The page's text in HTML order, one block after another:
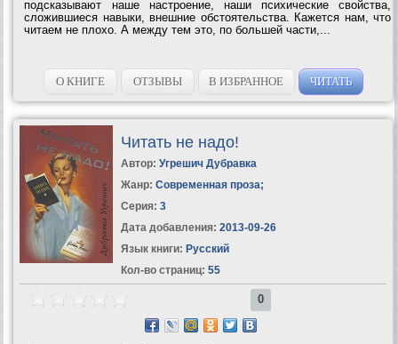
подсказывают наше настроение, наши психические свойства,
сложившиеся навыки, внешние обстоятельства. Кажется нам, что
читаем не плохо. А между тем это, по большей части,...
О КНИГЕ ОТЗЫВЫ В ИЗБРАННОЕ ЧИТАТЬ
Читать не надо!
Автор: Угрешич Дубравка
Жанр: Современная проза;
Серия: 3
Дата добавления: 2013-09-26
Язык книги: Русский
Кол-во страниц: 55
0